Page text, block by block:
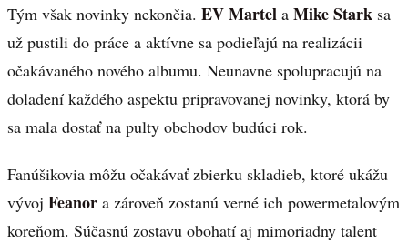
Tým však novinky nekončia. EV Martel a Mike Stark sa
už pustili do práce a aktívne sa podieľajú na realizácii
očakávaného nového albumu. Neunavne spolupracujú na
doladení každého aspektu pripravovanej novinky, ktorá by
sa mala dostať na pulty obchodov budúci rok.
Fanúšikovia môžu očakávať zbierku skladieb, ktoré ukážu
vývoj Feanor a zároveň zostanú verné ich powermetalovým
koreňom. Súčasnú zostavu obohatí aj mimoriadny talent